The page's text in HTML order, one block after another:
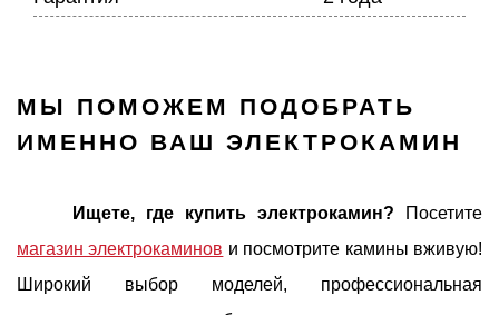
МЫ ПОМОЖЕМ ПОДОБРАТЬ
ИМЕННО ВАШ ЭЛЕКТРОКАМИН
Ищете, где купить электрокамин? Посетите
магазин электрокаминов и посмотрите камины вживую!
Широкий выбор моделей, профессиональная